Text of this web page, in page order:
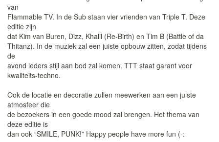
van
Flammable TV. In de Sub staan vier vrienden van Triple T. Deze
editie zijn
dat Kim van Buren, Dizz, Khalil (Re-Birth) en Tim B (Battle of da
Thitanz). In de muziek zal een juiste opbouw zitten, zodat tijdens
de
avond ieders stijl aan bod zal komen. TTT staat garant voor
kwaliteits-techno.
Ook de locatie en decoratie zullen meewerken aan een juiste
atmosfeer die
de bezoekers in een goede mood zal brengen. Het thema van
deze editie is
dan ook “SMILE, PUNK!” Happy people have more fun (-: